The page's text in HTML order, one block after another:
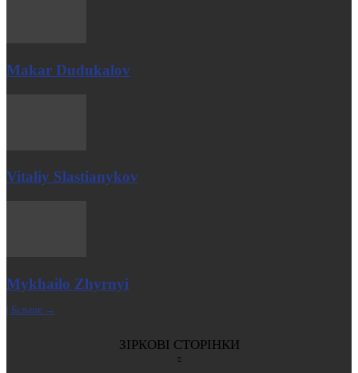
Makar Dudukalov
Vitaliy Slastianykov
Mykhailo Zhyrnyi
| Більше →
ЗІРКОВІ СТОРІНКИ